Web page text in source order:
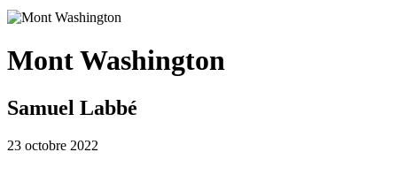
Mont Washington
Samuel Labbé
23 octobre 2022